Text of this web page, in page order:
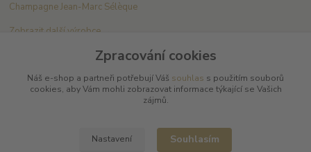
Champagne Jean-Marc Sélèque
Zobrazit další výrobce →
Kde nás najdete
Zpracování cookies
Náš e-shop a partneři potřebují Váš souhlas s použitím souborů
cookies, aby Vám mohli zobrazovat informace týkající se Vašich
zájmů.
Nastavení Souhlasím